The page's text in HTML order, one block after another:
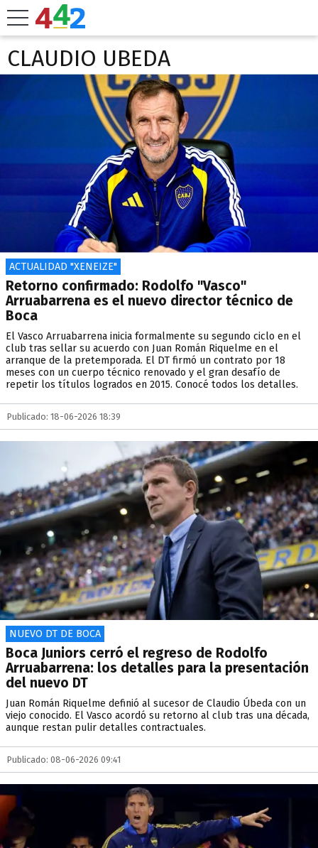
CLAUDIO UBEDA
ACTUALIDAD "XENEIZE"
Retorno confirmado: Rodolfo "Vasco"
Arruabarrena es el nuevo director técnico de
Boca
El Vasco Arruabarrena inicia formalmente su segundo ciclo en el
club tras sellar su acuerdo con Juan Román Riquelme en el
arranque de la pretemporada. El DT firmó un contrato por 18
meses con un cuerpo técnico renovado y el gran desafío de
repetir los títulos logrados en 2015. Conocé todos los detalles.
Publicado: 18-06-2026 18:39
NUEVO DT DE BOCA
Boca Juniors cerró el regreso de Rodolfo
Arruabarrena: los detalles para la presentación
del nuevo DT
Juan Román Riquelme definió al sucesor de Claudio Úbeda con un
viejo conocido. El Vasco acordó su retorno al club tras una década,
aunque restan pulir detalles contractuales.
Publicado: 08-06-2026 09:41